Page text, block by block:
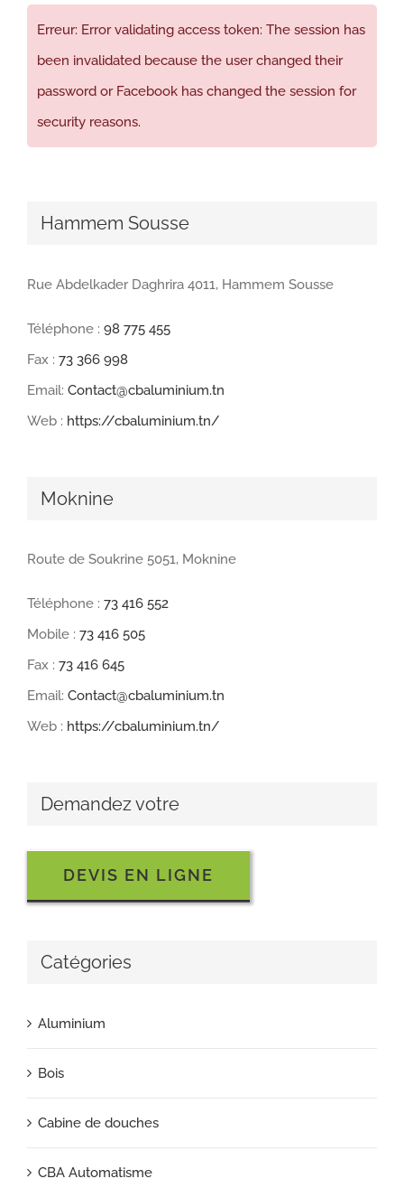
Erreur: Error validating access token: The session has
been invalidated because the user changed their
password or Facebook has changed the session for
security reasons.
Hammem Sousse
Rue Abdelkader Daghrira 4011, Hammem Sousse
Téléphone : 98 775 455
Fax : 73 366 998
Email: Contact@cbaluminium.tn
Web : https://cbaluminium.tn/
Moknine
Route de Soukrine 5051, Moknine
Téléphone : 73 416 552
Mobile : 73 416 505
Fax : 73 416 645
Email: Contact@cbaluminium.tn
Web : https://cbaluminium.tn/
Demandez votre
DEVIS EN LIGNE
Catégories
Aluminium
Bois
Cabine de douches
CBA Automatisme